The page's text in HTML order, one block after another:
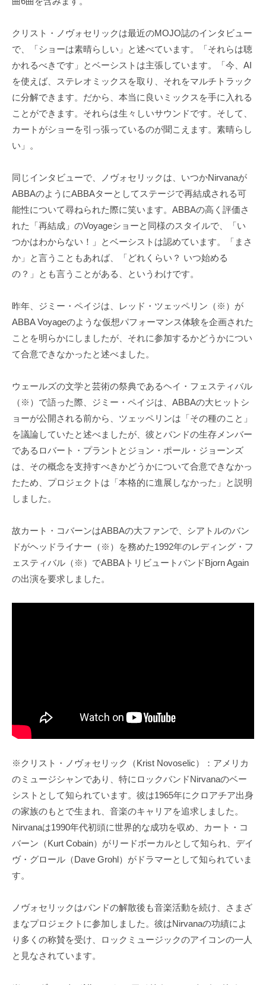
クリスト・ノヴォセリックは最近のMOJO誌のインタビュー
で、「ショーは素晴らしい」と述べています。「それらは聴
かれるべきです」とベーシストは主張しています。「今、AI
を使えば、ステレオミックスを取り、それをマルチトラック
に分解できます。だから、本当に良いミックスを手に入れる
ことができます。それらは生々しいサウンドです。そして、
カートがショーを引っ張っているのが聞こえます。素晴らし
い」。
同じインタビューで、ノヴォセリックは、いつかNirvanaが
ABBAのようにABBAターとしてステージで再結成される可
能性について尋ねられた際に笑います。ABBAの高く評価さ
れた「再結成」のVoyageショーと同様のスタイルで、「い
つかはわからない！」とベーシストは認めています。「まさ
か」と言うこともあれば、「どれくらい？ いつ始める
の？」とも言うことがある、というわけです。
昨年、ジミー・ペイジは、レッド・ツェッペリン（※）が
ABBA Voyageのような仮想パフォーマンス体験を企画された
ことを明らかにしましたが、それに参加するかどうかについ
て合意できなかったと述べました。
ウェールズの文学と芸術の祭典であるヘイ・フェスティバル
（※）で語った際、ジミー・ペイジは、ABBAの大ヒットシ
ョーが公開される前から、ツェッペリンは「その種のこと」
を議論していたと述べましたが、彼とバンドの生存メンバー
であるロバート・プラントとジョン・ポール・ジョーンズ
は、その概念を支持すべきかどうかについて合意できなかっ
たため、プロジェクトは「本格的に進展しなかった」と説明
しました。
故カート・コバーンはABBAの大ファンで、シアトルのバン
ドがヘッドライナー（※）を務めた1992年のレディング・フ
ェスティバル（※）でABBAトリビュートバンドBjorn Again
の出演を要求しました。
※クリスト・ノヴォセリック（Krist Novoselic）：アメリカ
のミュージシャンであり、特にロックバンドNirvanaのベー
シストとして知られています。彼は1965年にクロアチア出身
の家族のもとで生まれ、音楽のキャリアを追求しました。
Nirvanaは1990年代初頭に世界的な成功を収め、カート・コ
バーン（Kurt Cobain）がリードボーカルとして知られ、デイ
ヴ・グロール（Dave Grohl）がドラマーとして知られていま
す。
ノヴォセリックはバンドの解散後も音楽活動を続け、さまざ
まなプロジェクトに参加しました。彼はNirvanaの功績によ
り多くの称賛を受け、ロックミュージックのアイコンの一人
と見なされています。